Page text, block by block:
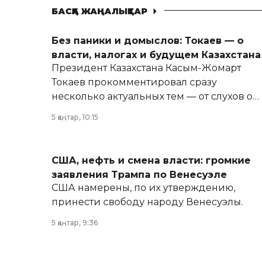
БАСҚА ЖАҢАЛЫҚТАР
Без паники и домыслов: Токаев — о
власти, налогах и будущем Казахстана
Президент Казахстана Касым-Жомарт
Токаев прокомментировал сразу
несколько актуальных тем — от слухов о
армии, экономики и личного здоровья.
5 қаңтар, 10:15
США, нефть и смена власти: громкие
заявления Трампа по Венесуэле
США намерены, по их утверждению,
принести свободу народу Венесуэлы.
5 қаңтар, 9:36